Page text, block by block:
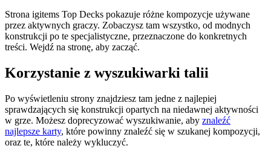
Strona igitems Top Decks pokazuje różne kompozycje używane
przez aktywnych graczy. Zobaczysz tam wszystko, od modnych
konstrukcji po te specjalistyczne, przeznaczone do konkretnych
treści. Wejdź na stronę, aby zacząć.
Korzystanie z wyszukiwarki talii
Po wyświetleniu strony znajdziesz tam jedne z najlepiej
sprawdzających się konstrukcji opartych na niedawnej aktywności
w grze. Możesz doprecyzować wyszukiwanie, aby znaleźć
najlepsze karty, które powinny znaleźć się w szukanej kompozycji,
oraz te, które należy wykluczyć.